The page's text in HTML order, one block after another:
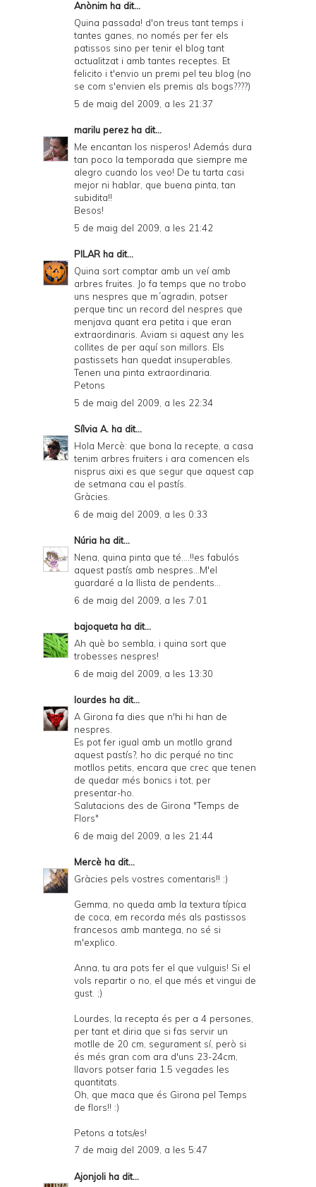
Anònim ha dit...
Quina passada! d'on treus tant temps i
tantes ganes, no només per fer els
patissos sino per tenir el blog tant
actualitzat i amb tantes receptes. Et
felicito i t'envio un premi pel teu blog (no
se com s'envien els premis als bogs????)
5 de maig del 2009, a les 21:37
marilu perez ha dit...
Me encantan los nisperos! Además dura
tan poco la temporada que siempre me
alegro cuando los veo! De tu tarta casi
mejor ni hablar, que buena pinta, tan
subidita!!
Besos!
5 de maig del 2009, a les 21:42
PILAR ha dit...
Quina sort comptar amb un veí amb
arbres fruites. Jo fa temps que no trobo
uns nespres que m´agradin, potser
perque tinc un record del nespres que
menjava quant era petita i que eran
extraordinaris. Aviam si aquest any les
collites de per aquí son millors. Els
pastissets han quedat insuperables.
Tenen una pinta extraordinaria.
Petons
5 de maig del 2009, a les 22:34
Sílvia A. ha dit...
Hola Mercè: que bona la recepte, a casa
tenim arbres fruiters i ara comencen els
nisprus aixi es que segur que aquest cap
de setmana cau el pastís.
Gràcies.
6 de maig del 2009, a les 0:33
Núria ha dit...
Nena, quina pinta que té....!!es fabulós
aquest pastís amb nespres...M'el
guardaré a la llista de pendents...
6 de maig del 2009, a les 7:01
bajoqueta ha dit...
Ah què bo sembla, i quina sort que
trobesses nespres!
6 de maig del 2009, a les 13:30
lourdes ha dit...
A Girona fa dies que n'hi hi han de
nespres.
Es pot fer igual amb un motllo grand
aquest pastís?, ho dic perqué no tinc
motllos petits, encara que crec que tenen
de quedar més bonics i tot, per
presentar-ho.
Salutacions des de Girona "Temps de
Flors"
6 de maig del 2009, a les 21:44
Mercè ha dit...
Gràcies pels vostres comentaris!! :)
Gemma, no queda amb la textura típica
de coca, em recorda més als pastissos
francesos amb mantega, no sé si
m'explico.
Anna, tu ara pots fer el que vulguis! Si el
vols repartir o no, el que més et vingui de
gust. ;)
Lourdes, la recepta és per a 4 persones,
per tant et diria que si fas servir un
motlle de 20 cm, segurament sí, però si
és més gran com ara d'uns 23-24cm,
llavors potser faria 1.5 vegades les
quantitats.
Oh, que maca que és Girona pel Temps
de flors!! :)
Petons a tots/es!
7 de maig del 2009, a les 5:47
Ajonjoli ha dit...